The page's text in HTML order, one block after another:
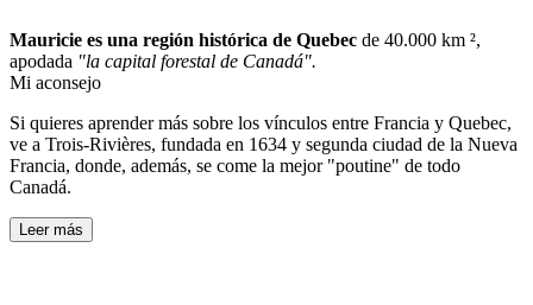
Mauricie es una región histórica de Quebec de 40.000 km ²,
apodada "la capital forestal de Canadá".
Mi aconsejo
Si quieres aprender más sobre los vínculos entre Francia y Quebec,
ve a Trois-Rivières, fundada en 1634 y segunda ciudad de la Nueva
Francia, donde, además, se come la mejor "poutine" de todo
Canadá.
Leer más